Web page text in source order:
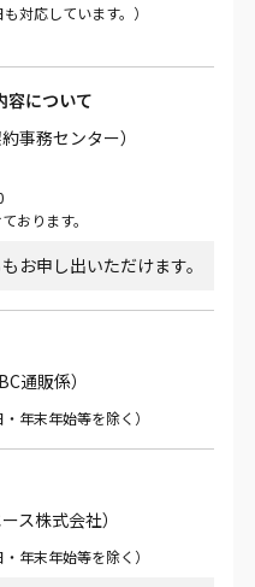
対応しています。）
容について
約事務センター）
おります。
お申し出いただけます。
通販係）
年末年始等を除く）
ース株式会社）
年末年始等を除く）